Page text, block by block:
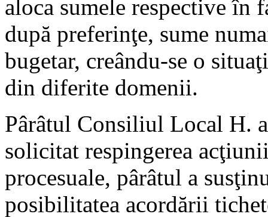
aloca sumele respective în
după preferinţe, sume
bugetar, creându-se o
din diferite domenii.
Pârâtul Consiliul Local H.
solicitat respingerea
procesuale, pârâtul a
posibilitatea acordării